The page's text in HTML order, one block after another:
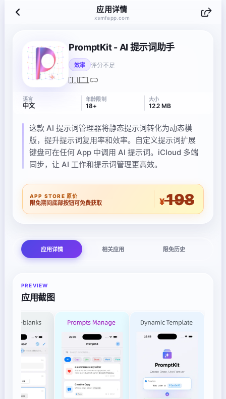
应用详情
xsmfapp.com
PromptKit - AI 提示词助手
效率 评分不足
语言
中文
年龄限制
18+
大小
12.2 MB
这款 AI 提示词管理器将静态提示词转化为动态模
版，提升提示词复用率和效率。自定义提示词扩展
键盘可在任何 App 中调用 AI 提示词。iCloud 多端
同步，让 AI 工作和提示词管理更高效。
APP STORE 原价
限免期间底部按钮可免费获取 ¥198
应用详情 相关应用 限免历史
PREVIEW
应用截图